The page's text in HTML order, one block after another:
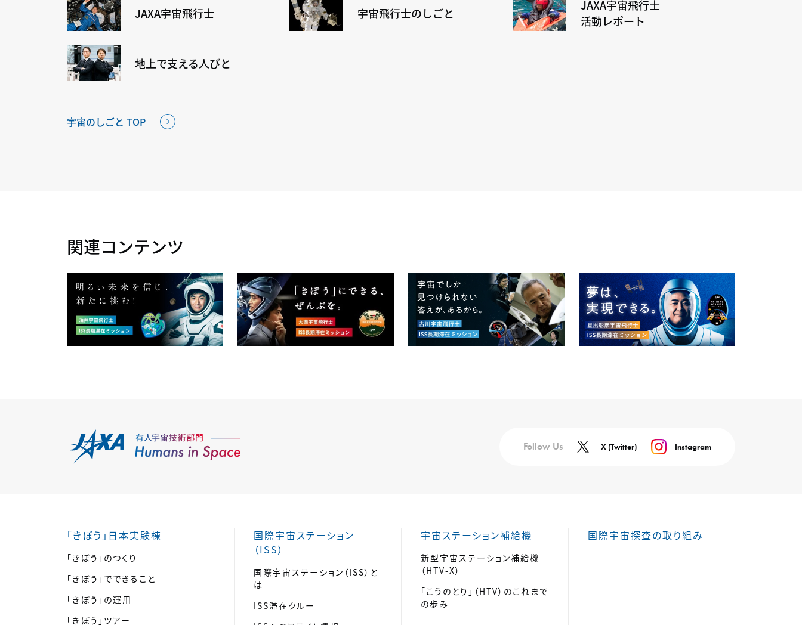
JAXA宇宙飛行士 宇宙飛行士のしごと
JAXA宇宙飛行士
活動レポート
地上で支える人びと
宇宙のしごと TOP
関連コンテンツ
Follow Us X (Twitter) Instagram
「きぼう」日本実験棟
「きぼう」のつくり
「きぼう」でできること
「きぼう」の運用
「きぼう」ツアー
国際宇宙ステーション
（ISS）
国際宇宙ステーション（ISS）と
は
ISS滞在クルー
宇宙ステーション補給機
新型宇宙ステーション補給機
（HTV-X）
「こうのとり」（HTV）のこれまで
の歩み
国際宇宙探査の取り組み